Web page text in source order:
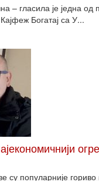
– гласила је једна
Богатај са У...
су популарније